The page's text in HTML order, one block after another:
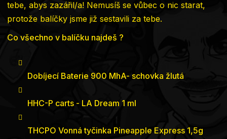
tebe, abys zazářil/a! Nemusíš se vůbec o nic starat,
protože balíčky jsme již sestavili za tebe.
Co všechno v balíčku najdeš ?
Dobíjecí Baterie 900 MhA- schovka žlutá
HHC-P carts - LA Dream 1 ml
THCPO Vonná tyčinka Pineapple Express 1,5g